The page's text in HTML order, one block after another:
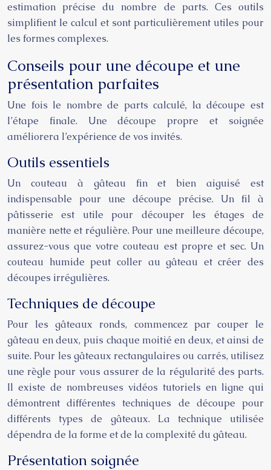
estimation précise du nombre de parts. Ces outils
simplifient le calcul et sont particulièrement utiles pour
les formes complexes.
Conseils pour une découpe et une
présentation parfaites
Une fois le nombre de parts calculé, la découpe est
l’étape finale. Une découpe propre et soignée
améliorera l’expérience de vos invités.
Outils essentiels
Un couteau à gâteau fin et bien aiguisé est
indispensable pour une découpe précise. Un fil à
pâtisserie est utile pour découper les étages de
manière nette et régulière. Pour une meilleure découpe,
assurez-vous que votre couteau est propre et sec. Un
couteau humide peut coller au gâteau et créer des
découpes irrégulières.
Techniques de découpe
Pour les gâteaux ronds, commencez par couper le
gâteau en deux, puis chaque moitié en deux, et ainsi de
suite. Pour les gâteaux rectangulaires ou carrés, utilisez
une règle pour vous assurer de la régularité des parts.
Il existe de nombreuses vidéos tutoriels en ligne qui
démontrent différentes techniques de découpe pour
différents types de gâteaux. La technique utilisée
dépendra de la forme et de la complexité du gâteau.
Présentation soignée